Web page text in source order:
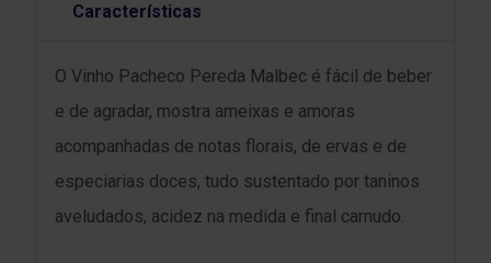
Características
O Vinho Pacheco Pereda Malbec é fácil de beber
e de agradar, mostra ameixas e amoras
acompanhadas de notas florais, de ervas e de
especiarias doces, tudo sustentado por taninos
aveludados, acidez na medida e final carnudo.